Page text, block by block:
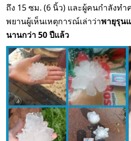
ถึง 15 ซม. (6 นิ้ว) และผู้คนกำลังท
พยานผู้เห็นเหตุการณ์เล่าว่าพายุรุน
นานกว่า 50 ปีแล้ว